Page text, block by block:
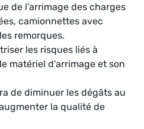
de l’arrimage des charges
camionnettes avec
remorques.
les risques liés à
matériel d’arrimage et son
de diminuer les dégâts au
la qualité de